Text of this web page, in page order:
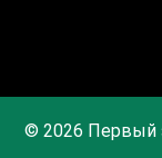
© 2026 Первый